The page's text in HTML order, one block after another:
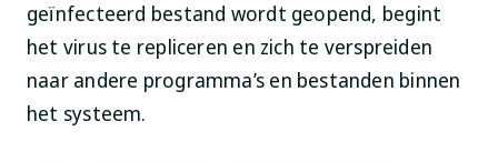
geïnfecteerd bestand wordt geopend, begint
het virus te repliceren en zich te verspreiden
naar andere programma’s en bestanden binnen
het systeem.